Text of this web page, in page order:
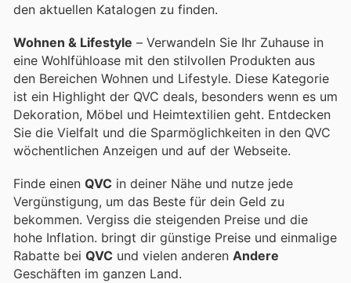
den aktuellen Katalogen zu finden.
Wohnen & Lifestyle – Verwandeln Sie Ihr Zuhause in
eine Wohlfühloase mit den stilvollen Produkten aus
den Bereichen Wohnen und Lifestyle. Diese Kategorie
ist ein Highlight der QVC deals, besonders wenn es um
Dekoration, Möbel und Heimtextilien geht. Entdecken
Sie die Vielfalt und die Sparmöglichkeiten in den QVC
wöchentlichen Anzeigen und auf der Webseite.
Finde einen QVC in deiner Nähe und nutze jede
Vergünstigung, um das Beste für dein Geld zu
bekommen. Vergiss die steigenden Preise und die
hohe Inflation. bringt dir günstige Preise und einmalige
Rabatte bei QVC und vielen anderen Andere
Geschäften im ganzen Land.